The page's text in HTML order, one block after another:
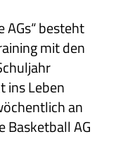
AGs“ besteht
mit den
ins Leben
an
Basketball AG